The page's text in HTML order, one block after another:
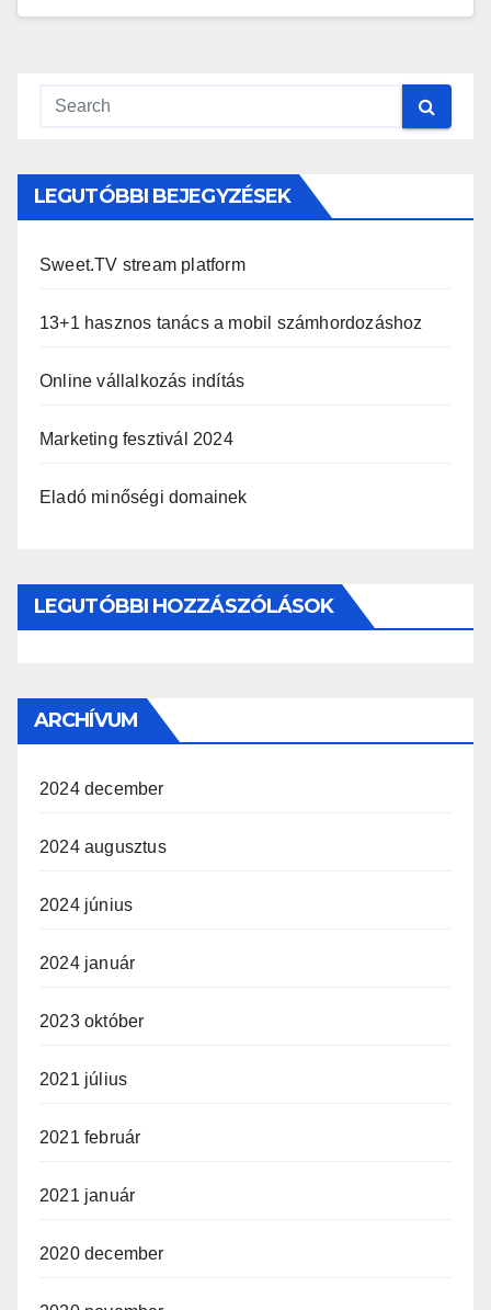
LEGUTÓBBI BEJEGYZÉSEK
Sweet.TV stream platform
13+1 hasznos tanács a mobil számhordozáshoz
Online vállalkozás indítás
Marketing fesztivál 2024
Eladó minőségi domainek
LEGUTÓBBI HOZZÁSZÓLÁSOK
ARCHÍVUM
2024 december
2024 augusztus
2024 június
2024 január
2023 október
2021 július
2021 február
2021 január
2020 december